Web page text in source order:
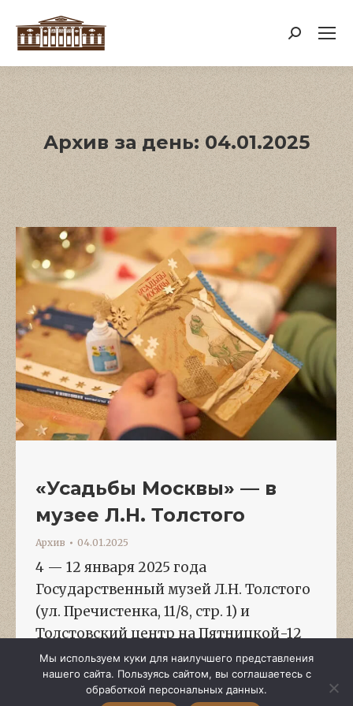
Поиск:
Архив за день: 04.01.2025
«Усадьбы Москвы» — в
музее Л.Н. Толстого
Архив 04.01.2025
4 — 12 января 2025 года
Государственный музей Л.Н. Толстого
(ул. Пречистенка, 11/8, стр. 1) и
Толстовский центр на Пятницкой-12
(ул. Пятницкая, д. 12) В январе музей
Л.Н. Толстого примет участие в
фестивале «Усадьбы Москвы. Зима».
Мы используем куки для наилучшего представления
нашего сайта. Пользуясь сайтом, вы соглашаетесь с
обработкой персональных данных.